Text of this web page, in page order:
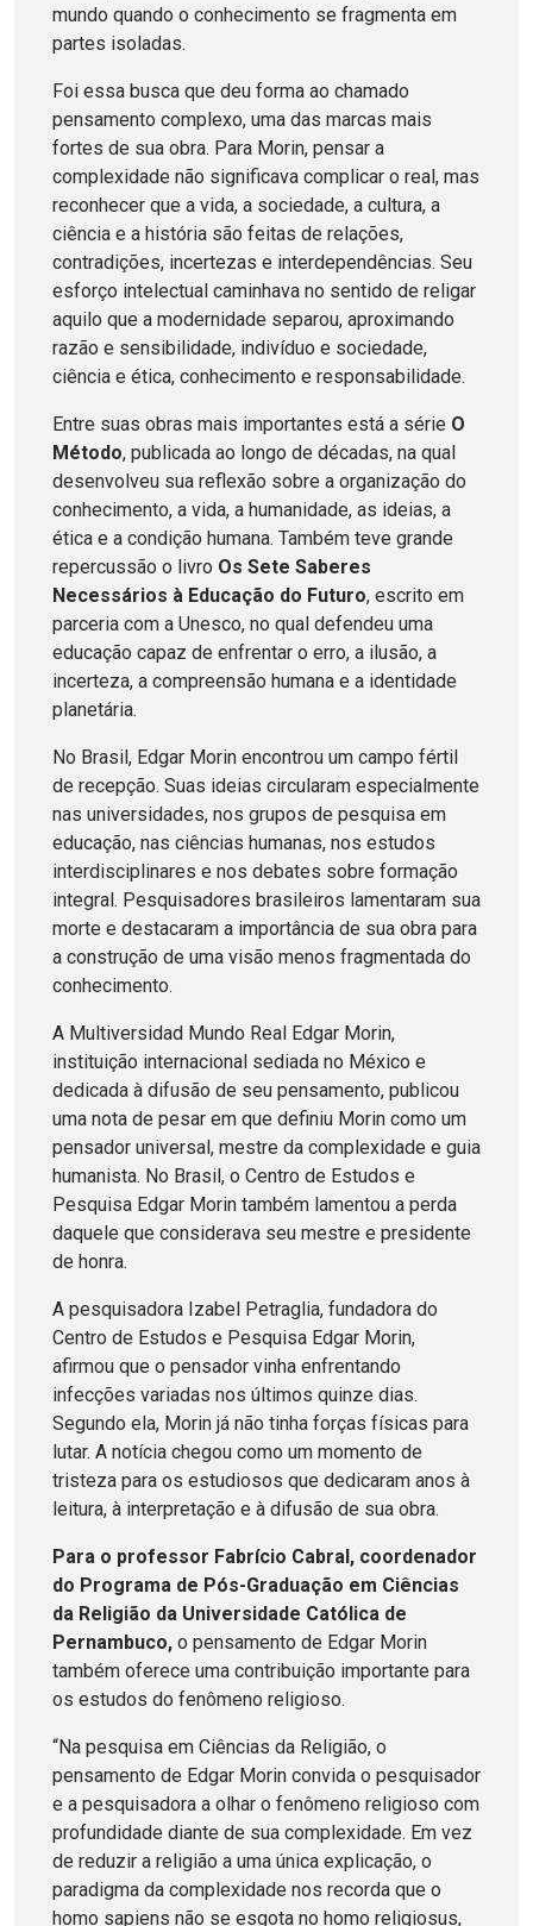
mundo quando o conhecimento se fragmenta em
partes isoladas.
Foi essa busca que deu forma ao chamado
pensamento complexo, uma das marcas mais
fortes de sua obra. Para Morin, pensar a
complexidade não significava complicar o real, mas
reconhecer que a vida, a sociedade, a cultura, a
ciência e a história são feitas de relações,
contradições, incertezas e interdependências. Seu
esforço intelectual caminhava no sentido de religar
aquilo que a modernidade separou, aproximando
razão e sensibilidade, indivíduo e sociedade,
ciência e ética, conhecimento e responsabilidade.
Entre suas obras mais importantes está a série O
Método, publicada ao longo de décadas, na qual
desenvolveu sua reflexão sobre a organização do
conhecimento, a vida, a humanidade, as ideias, a
ética e a condição humana. Também teve grande
repercussão o livro Os Sete Saberes
Necessários à Educação do Futuro, escrito em
parceria com a Unesco, no qual defendeu uma
educação capaz de enfrentar o erro, a ilusão, a
incerteza, a compreensão humana e a identidade
planetária.
No Brasil, Edgar Morin encontrou um campo fértil
de recepção. Suas ideias circularam especialmente
nas universidades, nos grupos de pesquisa em
educação, nas ciências humanas, nos estudos
interdisciplinares e nos debates sobre formação
integral. Pesquisadores brasileiros lamentaram sua
morte e destacaram a importância de sua obra para
a construção de uma visão menos fragmentada do
conhecimento.
A Multiversidad Mundo Real Edgar Morin,
instituição internacional sediada no México e
dedicada à difusão de seu pensamento, publicou
uma nota de pesar em que definiu Morin como um
pensador universal, mestre da complexidade e guia
humanista. No Brasil, o Centro de Estudos e
Pesquisa Edgar Morin também lamentou a perda
daquele que considerava seu mestre e presidente
de honra.
A pesquisadora Izabel Petraglia, fundadora do
Centro de Estudos e Pesquisa Edgar Morin,
afirmou que o pensador vinha enfrentando
infecções variadas nos últimos quinze dias.
Segundo ela, Morin já não tinha forças físicas para
lutar. A notícia chegou como um momento de
tristeza para os estudiosos que dedicaram anos à
leitura, à interpretação e à difusão de sua obra.
Para o professor Fabrício Cabral, coordenador
do Programa de Pós-Graduação em Ciências
da Religião da Universidade Católica de
Pernambuco, o pensamento de Edgar Morin
também oferece uma contribuição importante para
os estudos do fenômeno religioso.
“Na pesquisa em Ciências da Religião, o
pensamento de Edgar Morin convida o pesquisador
e a pesquisadora a olhar o fenômeno religioso com
profundidade diante de sua complexidade. Em vez
de reduzir a religião a uma única explicação, o
paradigma da complexidade nos recorda que o
homo sapiens não se esgota no homo religiosus,